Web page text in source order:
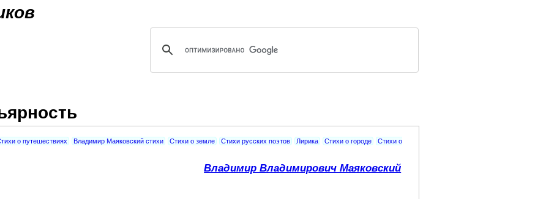
о путешествиях Владимир Маяковский стихи Стихи о земле Стихи русских поэтов Лирика Стихи о городе
Стихи о
Владимир Владимирович Маяковский